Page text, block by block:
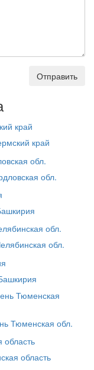
Отправить
край
обл.
обл.
Тюменская обл.
область